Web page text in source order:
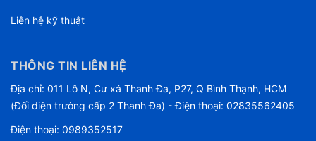
Liên hệ kỹ thuật
THÔNG TIN LIÊN HỆ
Địa chỉ: 011 Lô N, Cư xá Thanh Đa, P27, Q Bình Thạnh, HCM
(Đối diện trường cấp 2 Thanh Đa) - Điện thoại: 02835562405
Điện thoại: 0989352517